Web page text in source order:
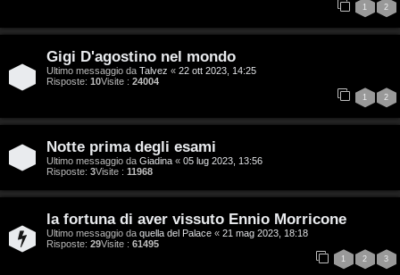
c
F
A
Q
1 2
Gigi D'agostino nel mondo
Ultimo messaggio da Talvez « 22 ott 2023, 14:25
Risposte: 10Visite : 24004
1 2
Notte prima degli esami
Ultimo messaggio da Giadina « 05 lug 2023, 13:56
Risposte: 3Visite : 11968
la fortuna di aver vissuto Ennio Morricone
Ultimo messaggio da quella del Palace « 21 mag 2023, 18:18
Risposte: 29Visite : 61495
1 2 3
n
l
i
/
D
i
g